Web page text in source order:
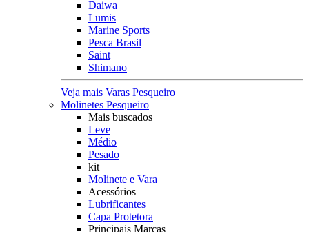
Daiwa
Lumis
Marine Sports
Pesca Brasil
Saint
Shimano
Veja mais Varas Pesqueiro
Molinetes Pesqueiro
Mais buscados
Leve
Médio
Pesado
kit
Molinete e Vara
Acessórios
Lubrificantes
Capa Protetora
Principais Marcas